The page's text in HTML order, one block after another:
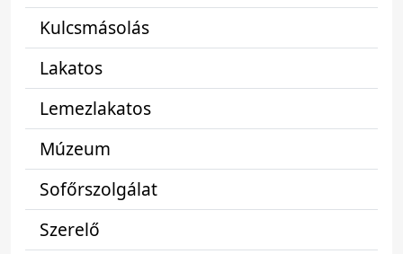
Kulcsmásolás
Lakatos
Lemezlakatos
Múzeum
Sofőrszolgálat
Szerelő